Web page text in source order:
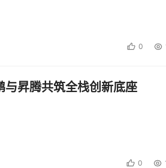
0
昇腾共筑全栈创新底座
0